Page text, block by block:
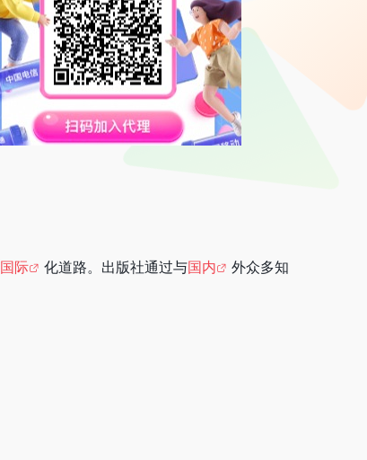
国际 化道路。出版社通过与国内
外众多知